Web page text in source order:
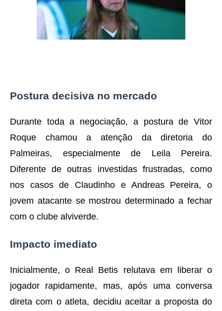
Postura decisiva no mercado
Durante toda a negociação, a postura de Vitor
Roque chamou a atenção da diretoria do
Palmeiras, especialmente de Leila Pereira.
Diferente de outras investidas frustradas, como
nos casos de Claudinho e Andreas Pereira, o
jovem atacante se mostrou determinado a fechar
com o clube alviverde.
Impacto imediato
Inicialmente, o Real Betis relutava em liberar o
jogador rapidamente, mas, após uma conversa
direta com o atleta, decidiu aceitar a proposta do